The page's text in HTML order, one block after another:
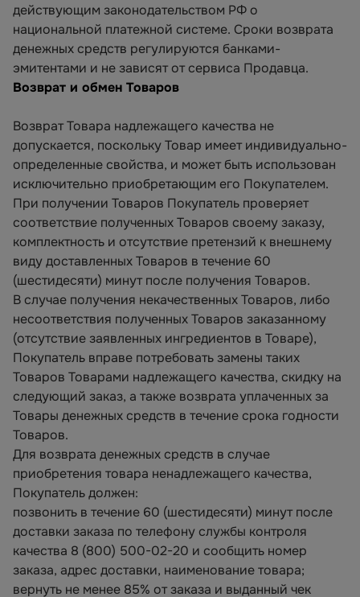
действующим законодательством РФ о
национальной платежной системе. Сроки возврата
денежных средств регулируются банками-
эмитентами и не зависят от сервиса Продавца.
Возврат и обмен Товаров
Возврат Товара надлежащего качества не
допускается, поскольку Товар имеет индивидуально-
определенные свойства, и может быть использован
исключительно приобретающим его Покупателем.
При получении Товаров Покупатель проверяет
соответствие полученных Товаров своему заказу,
комплектность и отсутствие претензий к внешнему
виду доставленных Товаров в течение 60
(шестидесяти) минут после получения Товаров.
В случае получения некачественных Товаров, либо
несоответствия полученных Товаров заказанному
(отсутствие заявленных ингредиентов в Товаре),
Покупатель вправе потребовать замены таких
Товаров Товарами надлежащего качества, скидку на
следующий заказ, а также возврата уплаченных за
Товары денежных средств в течение срока годности
Товаров.
Для возврата денежных средств в случае
приобретения товара ненадлежащего качества,
Покупатель должен:
позвонить в течение 60 (шестидесяти) минут после
доставки заказа по телефону службы контроля
качества 8 (800) 500-02-20 и сообщить номер
заказа, адрес доставки, наименование товара;
вернуть не менее 85% от заказа и выданный чек